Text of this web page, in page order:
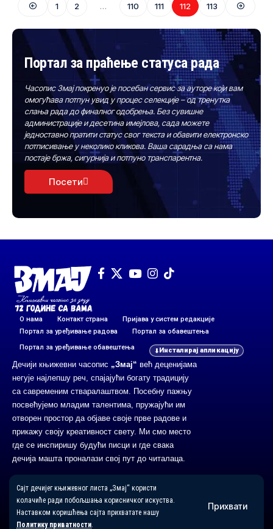
Сајт дечијег књижевног листа „Змај“ користи
колачиће ради побољшања корисничког искуства.
Наставком коришћења сајта прихватате нашу
Политику приватности.
Прихвати
1 2 … 110 111 112 113
Портал за праћење статуса рада
Часопис Змај покренуо је посебан сервис за ауторе који вам
омогућава потпун увид у процес селекције – од тренутка
слања рада до финалног одобрења. Без сувишне
администрације и десетина имејлова, сада можете
једноставно пратити статус свог текста и обавити електронско
потписивање у неколико кликова. Ваша сарадња са нама
постаје бржа, сигурнија и потпуно транспарентна.
Посети
О нама Контакт страна
Пријава у систем редакције
Портал за уређивање радова
Портал за обавештења
Портал за уређивање обавештења Инсталирај апликацију
Дечији књижевни часопис „Змај“ већ деценијама
негује најлепшу реч, спајајући богату традицију
са савременим стваралаштвом. Посебну пажњу
посвећујемо младим талентима, пружајући им
отворен простор да објаве своје прве радове и
прикажу своју креативност свету. Ми смо место
где се инспиришу будући писци и где свака
дечија машта проналази свој пут до читалаца.
Главни и одговорни уредник: Михајло Жиловић
© 2026 Часопис „Змај“. Сва права задржана.